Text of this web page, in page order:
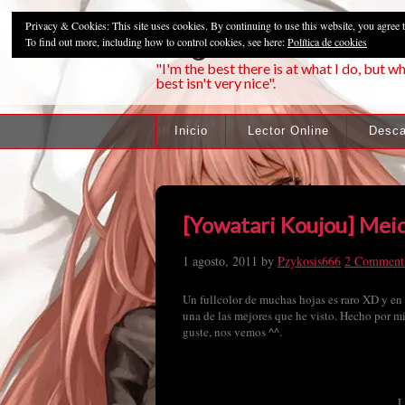
"I'm the best there is at what I do, but
best isn't very nice".
Inicio Lector Online
[Yowatari Koujou]
1 agosto, 2011 by Pzykosis666 2
Un fullcolor de muchas hojas es raro XD y
una de las mejores que he visto. Hecho por
guste, nos vemos ^^.
Privacy & Cookies: This site uses cookies. By continuing to use this website, you agree
To find out more, including how to control cookies, see here:Política de cookies